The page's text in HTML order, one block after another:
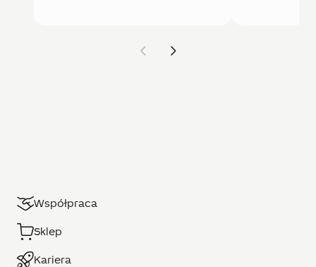
Współpraca
Sklep
Kariera